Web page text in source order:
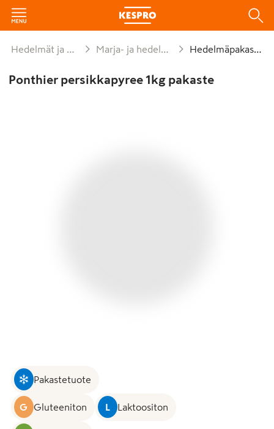
Hedelmät ja vihannekset Marja- ja hedelmäpakasteet Hedelmäpakasteet
Ponthier persikkapyree 1kg pakaste
Pakastetuote
G Gluteeniton L Laktoositon